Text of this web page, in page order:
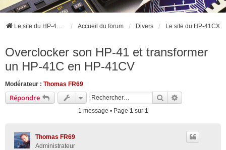
Le site du HP-41CX Accueil du forum Divers Le site du HP-41CX
Overclocker son HP-41 et transformer
un HP-41C en HP-41CV
Modérateur : Thomas FR69
Répondre Rechercher
1 message • Page 1sur 1
Thomas FR69
Administrateur